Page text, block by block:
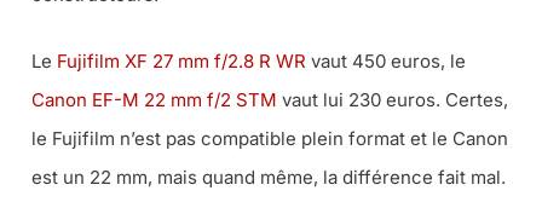
Le Fujifilm XF 27 mm f/2.8 R WR vaut 450 euros, le
Canon EF-M 22 mm f/2 STM vaut lui 230 euros. Certes,
le Fujifilm n’est pas compatible plein format et le Canon
est un 22 mm, mais quand même, la différence fait mal.